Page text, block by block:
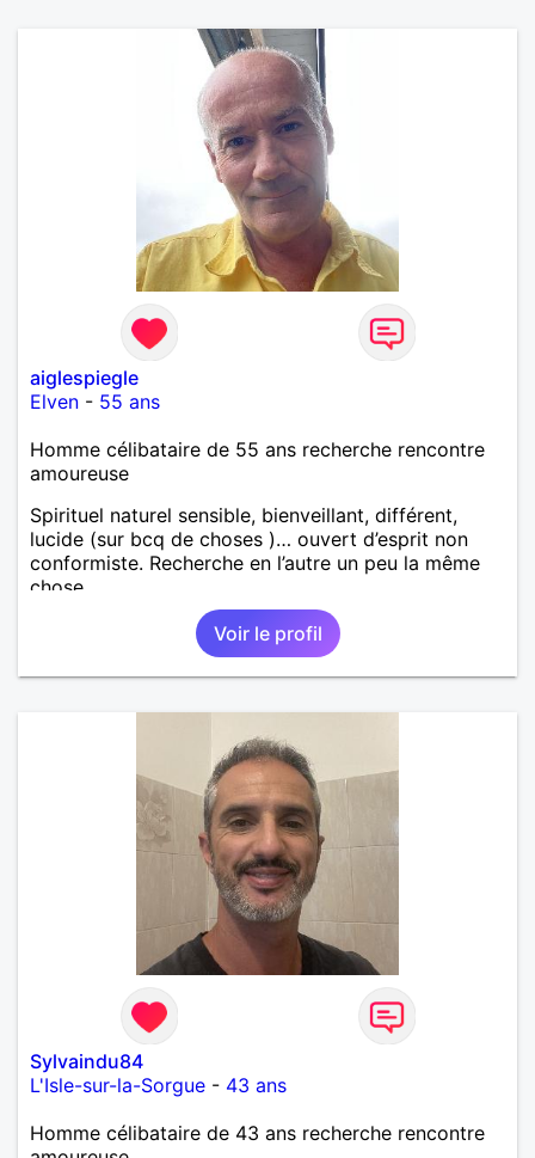
aiglespiegle
Elven - 55 ans
Homme célibataire de 55 ans recherche rencontre
amoureuse
Spirituel naturel sensible, bienveillant, différent,
lucide (sur bcq de choses )… ouvert d’esprit non
conformiste. Recherche en l’autre un peu la même
chose…
Voir le profil
Sylvaindu84
L'Isle-sur-la-Sorgue - 43 ans
Homme célibataire de 43 ans recherche rencontre